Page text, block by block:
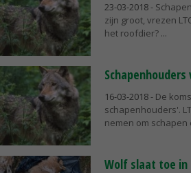
23-03-2018-
zijn groot, vrezen
het roofdier?
16-03-2018- De
schapenhouders'.
nemen om schapen
Wolf slaat toe in